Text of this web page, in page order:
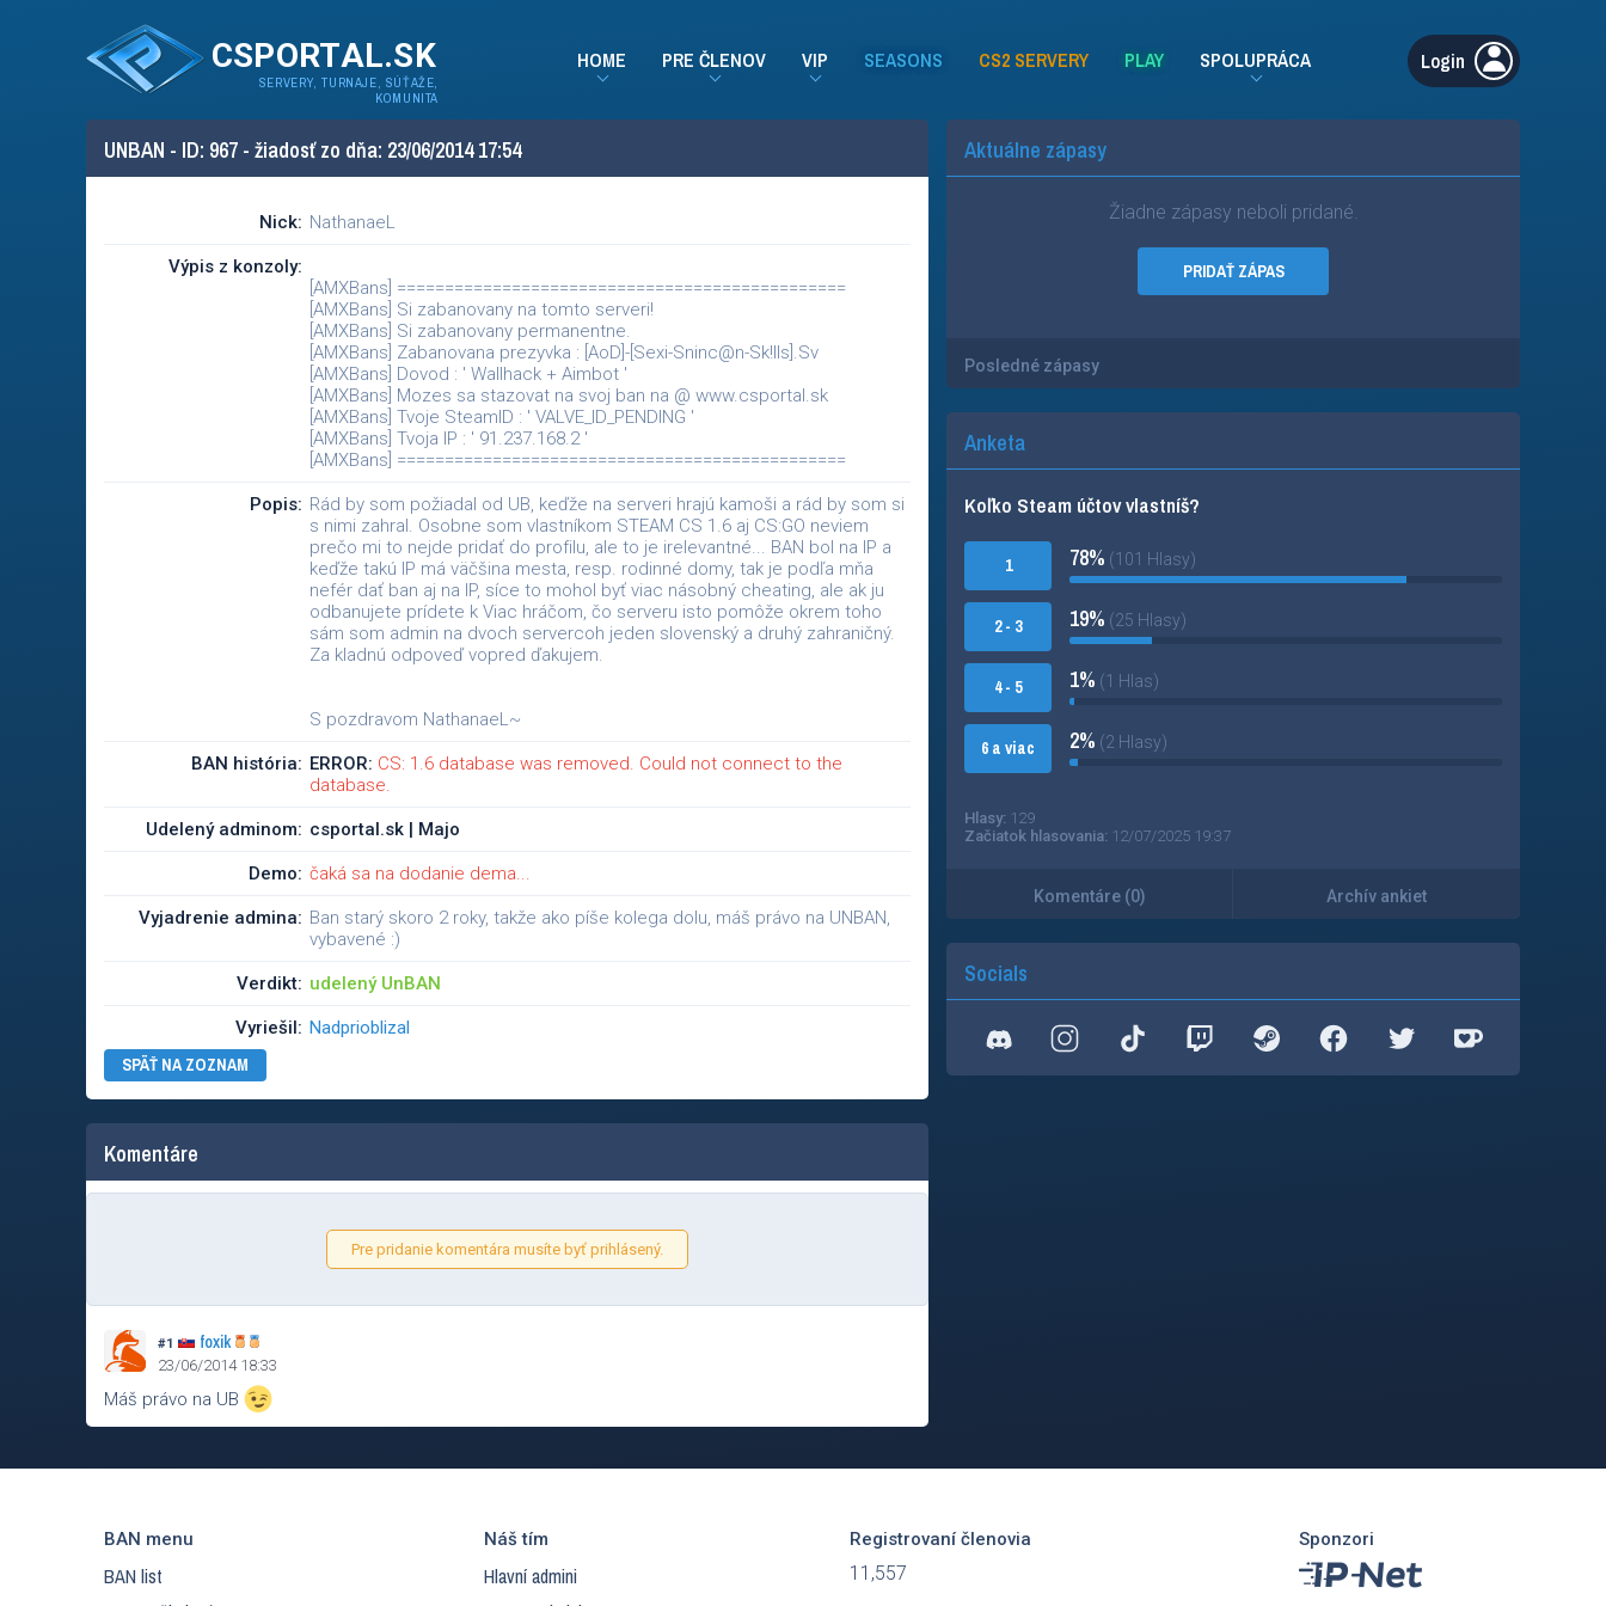
CSPORTAL.SK
SERVERY, TURNAJE, SÚŤAŽE,
KOMUNITA
HOME PRE ČLENOV VIP SEASONS CS2 SERVERY PLAY SPOLUPRÁCA Login
UNBAN - ID: 967 - žiadosť zo dňa: 23/06/2014 17:54
Nick: NathanaeL
Výpis z konzoly:
[AMXBans] ===============================================
[AMXBans] Si zabanovany na tomto serveri!
[AMXBans] Si zabanovany permanentne.
[AMXBans] Zabanovana prezyvka : [AoD]-[Sexi-Sninc@n-Sk!lls].Sv
[AMXBans] Dovod : ' Wallhack + Aimbot '
[AMXBans] Mozes sa stazovat na svoj ban na @ www.csportal.sk
[AMXBans] Tvoje SteamID : ' VALVE_ID_PENDING '
[AMXBans] Tvoja IP : ' 91.237.168.2 '
[AMXBans] ===============================================
Popis: Rád by som požiadal od UB, keďže na serveri hrajú kamoši a rád by som si
s nimi zahral. Osobne som vlastníkom STEAM CS 1.6 aj CS:GO neviem
prečo mi to nejde pridať do profilu, ale to je irelevantné... BAN bol na IP a
keďže takú IP má väčšina mesta, resp. rodinné domy, tak je podľa mňa
nefér dať ban aj na IP, síce to mohol byť viac násobný cheating, ale ak ju
odbanujete prídete k Viac hráčom, čo serveru isto pomôže okrem toho
sám som admin na dvoch servercoh jeden slovenský a druhý zahraničný.
Za kladnú odpoveď vopred ďakujem.
S pozdravom NathanaeL~
BAN história: ERROR: CS: 1.6 database was removed. Could not connect to the
database.
Udelený adminom: csportal.sk | Majo
Demo: čaká sa na dodanie dema...
Vyjadrenie admina: Ban starý skoro 2 roky, takže ako píše kolega dolu, máš právo na UNBAN,
vybavené :)
Verdikt: udelený UnBAN
Vyriešil: Nadprioblizal
SPÄŤ NA ZOZNAM
Komentáre
Pre pridanie komentára musíte byť prihlásený.
#1 foxik
23/06/2014 18:33
Máš právo na UB
Aktuálne zápasy
Žiadne zápasy neboli pridané.
PRIDAŤ ZÁPAS
Posledné zápasy
Anketa
Koľko Steam účtov vlastníš?
1
2 - 3
4 - 5
6 a viac
78% (101 Hlasy)
19% (25 Hlasy)
1% (1 Hlas)
2% (2 Hlasy)
Hlasy: 129
Začiatok hlasovania: 12/07/2025 19:37
Komentáre (0) Archív ankiet
Socials
BAN menu
BAN list
Náš tím
Hlavní admini
Registrovaní členovia
11,557
Sponzori